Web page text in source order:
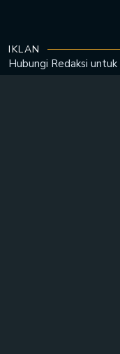
IKLAN
Hubungi Redaksi untuk